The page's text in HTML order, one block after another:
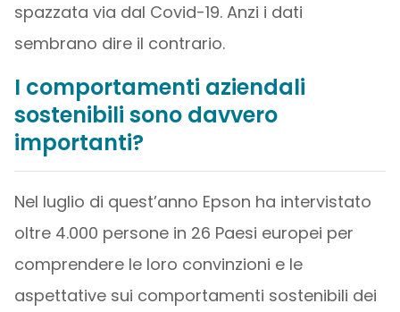
spazzata via dal Covid-19. Anzi i dati
sembrano dire il contrario.
I comportamenti aziendali
sostenibili sono davvero
importanti?
Nel luglio di quest’anno Epson ha intervistato
oltre 4.000 persone in 26 Paesi europei per
comprendere le loro convinzioni e le
aspettative sui comportamenti sostenibili dei